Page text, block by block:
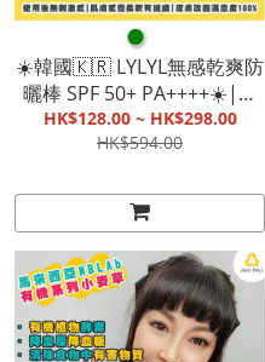
●
☀️韓國🇰🇷 LYLYL無感乾爽防
曬棒 SPF 50+ PA++++☀️|使
用後無刺激感|肌膚感覺柔
軟、有組織|皮膚改善滿意度
HK$128.00 ~ HK$298.00
HK$594.00